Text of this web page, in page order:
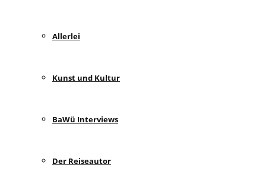
Allerlei
Kunst und Kultur
BaWü Interviews
Der Reiseautor